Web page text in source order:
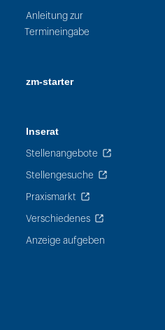
Anleitung zur
Termineingabe
zm-starter
Inserat
Stellenangebote
Stellengesuche
Praxismarkt
Verschiedenes
Anzeige aufgeben